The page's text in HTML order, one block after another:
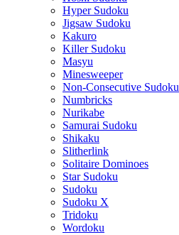
Hyper Sudoku
Jigsaw Sudoku
Kakuro
Killer Sudoku
Masyu
Minesweeper
Non-Consecutive Sudoku
Numbricks
Nurikabe
Samurai Sudoku
Shikaku
Slitherlink
Solitaire Dominoes
Star Sudoku
Sudoku
Sudoku X
Tridoku
Wordoku